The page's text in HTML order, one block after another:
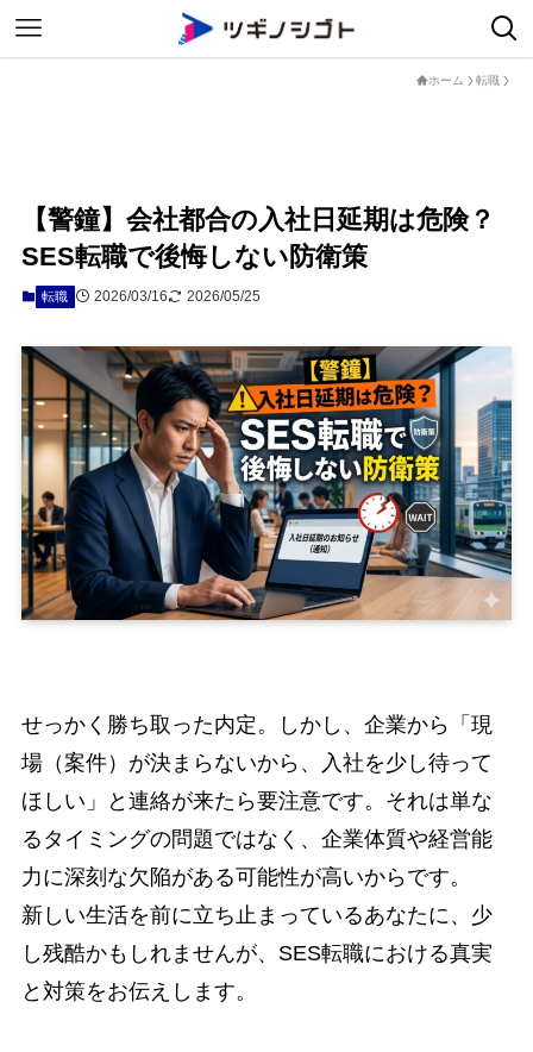
ホーム 転職
【警鐘】会社都合の入社日延期は危険？
SES転職で後悔しない防衛策
転職 2026/03/16 2026/05/25
せっかく勝ち取った内定。しかし、企業から「現
場（案件）が決まらないから、入社を少し待って
ほしい」と連絡が来たら要注意です。それは単な
るタイミングの問題ではなく、企業体質や経営能
力に深刻な欠陥がある可能性が高いからです。
新しい生活を前に立ち止まっているあなたに、少
し残酷かもしれませんが、SES転職における真実
と対策をお伝えします。